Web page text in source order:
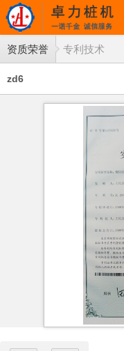
资质荣誉 专利技术
zd6